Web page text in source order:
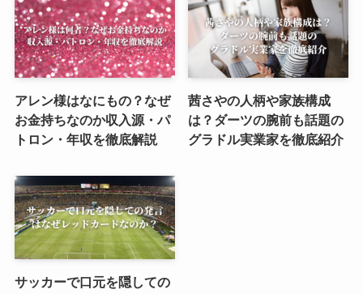
アレン様はなにもの？なぜ
お金持ちなのか収入源・パ
トロン・年収を徹底解説
茜さやの人柄や家族構成
は？ダーツの腕前も話題の
グラドル実業家を徹底紹介
サッカーで口元を隠しての